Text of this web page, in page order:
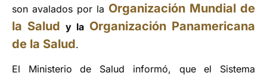
son avalados por la Organización Mundial de
la Salud y la Organización Panamericana
de la Salud.
El Ministerio de Salud informó, que el Sistema